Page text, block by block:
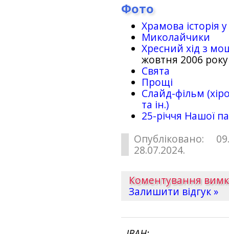
Фото
Храмова історія
Миколайчики
Хресний хід з
жовтня 2006 року
Свята
Прощі
Слайд-фільм
та ін.)
25-рiччя Нашої
Опубліковано:
28.07.2024.
Коментування
Залишити відгук »